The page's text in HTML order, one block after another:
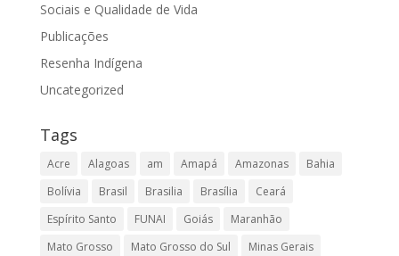
Sociais e Qualidade de Vida
Publicações
Resenha Indígena
Uncategorized
Tags
Acre Alagoas am Amapá Amazonas
Bahia
Bolívia
Brasil Brasilia Brasília
Ceará
Espírito Santo
FUNAI Goiás
Maranhão
Mato Grosso
Mato Grosso do Sul
Minas Gerais